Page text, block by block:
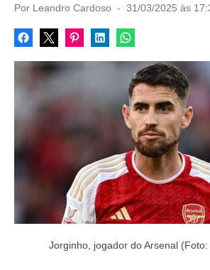
Por Leandro Cardoso
P
s
t
o
n
31/03/2025 às
Jorginho, jogador do Arsenal